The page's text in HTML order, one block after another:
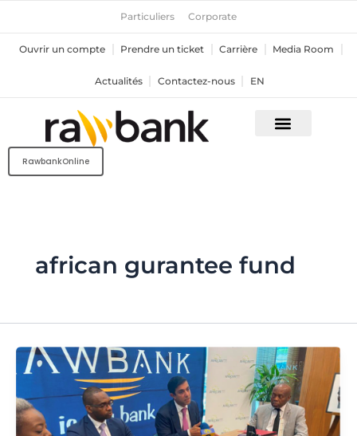
contenu
Particuliers Corporate
Ouvrir un compte Prendre un ticket Carrière Media Room
Actualités Contactez-nous EN
RawbankOnline
african gurantee fund